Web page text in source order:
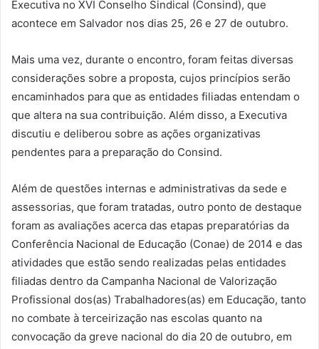
Executiva no XVI Conselho Sindical (Consind), que
acontece em Salvador nos dias 25, 26 e 27 de outubro.
Mais uma vez, durante o encontro, foram feitas diversas
considerações sobre a proposta, cujos princípios serão
encaminhados para que as entidades filiadas entendam o
que altera na sua contribuição. Além disso, a Executiva
discutiu e deliberou sobre as ações organizativas
pendentes para a preparação do Consind.
Além de questões internas e administrativas da sede e
assessorias, que foram tratadas, outro ponto de destaque
foram as avaliações acerca das etapas preparatórias da
Conferência Nacional de Educação (Conae) de 2014 e das
atividades que estão sendo realizadas pelas entidades
filiadas dentro da Campanha Nacional de Valorização
Profissional dos(as) Trabalhadores(as) em Educação, tanto
no combate à terceirização nas escolas quanto na
convocação da greve nacional do dia 20 de outubro, em